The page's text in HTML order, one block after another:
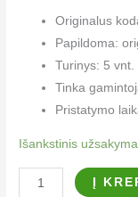
Originalus
Papildoma:
Turinys: 5 vnt.
Tinka
Pristatymo
Išankstinis
Į